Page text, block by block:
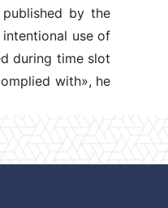
by the
use of
during time slot
with», he